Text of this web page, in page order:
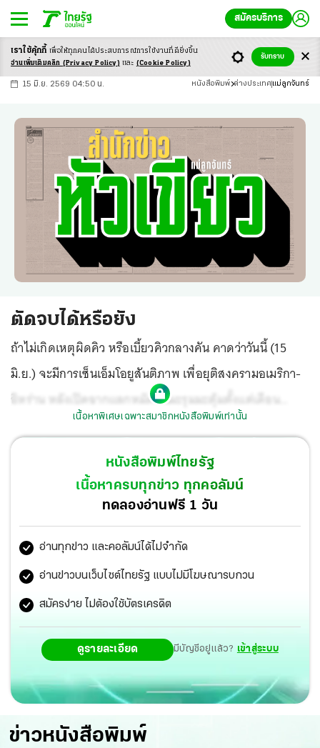
สมัครบริการ
-ก ก ก+
15 มิ.ย. 2569 04:50 น. หนังสือพิมพ์ ต่างประเทศ แม่ลูกจันทร์
ตัดจบได้หรือยัง
ถ้าไม่เกิดเหตุผิดคิว หรือเบี้ยวคิวกลางคัน คาดว่าวันนี้ (15
มิ.ย.) จะมีการเซ็นเอ็มโอยูสันติภาพ เพื่อยุติสงครามอเมริกา-
อิหร่าน หลังเปิดฉากแลกหมัดกันมะรุมมะตุ้มตั้งแต่เดือน
กุมภาพันธ์ที่ผ่านมาเนื้อหาพิเศษเฉพาะสมาชิกหนังสือพิมพ์เท่านั้น
หนังสือพิมพ์ไทยรัฐ
เนื้อหาครบทุกข่าว ทุกคอลัมน์
ทดลองอ่านฟรี 1 วัน
อ่านทุกข่าว และคอลัมน์ได้ไม่จำกัด
อ่านข่าวบนเว็บไซต์ไทยรัฐ แบบไม่มีโฆษณารบกวน
สมัครง่าย ไม่ต้องใช้บัตรเครดิต
ดูรายละเอียด มีบัญชีอยู่แล้ว? เข้าสู่ระบบ
ข่าวหนังสือพิมพ์
เราใช้คุ้กกี้ เพื่อให้ทุกคนได้ประสบการณ์การใช้งานที่ดียิ่งขึ้น
อ่านเพิ่มเติมคลิก (Privacy Policy) และ (Cookie Policy)
รับทราบ